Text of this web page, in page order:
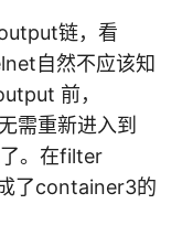
链，看
自然不应该知
前，
需重新进入到
。在filter
了container3的